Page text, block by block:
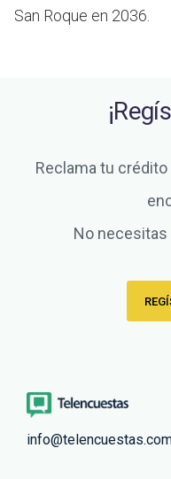
San Roque en 2036.
Reclama tu
No necesitas